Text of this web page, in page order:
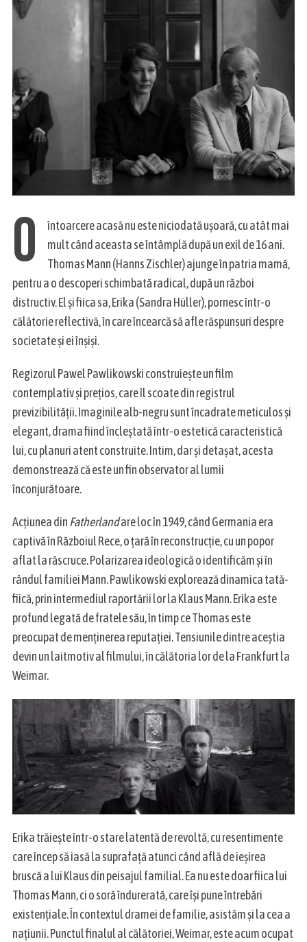
O
întoarcere acasă nu este niciodată ușoară, cu atât mai
mult când aceasta se întâmplă după un exil de 16 ani.
Thomas Mann (Hanns Zischler) ajunge în patria mamă,
pentru a o descoperi schimbată radical, după un război
distructiv. El și fiica sa, Erika (Sandra Hüller), pornesc într-o
călătorie reflectivă, în care încearcă să afle răspunsuri despre
societate și ei înșiși.
Regizorul Pawel Pawlikowski construiește un film
contemplativ și prețios, care îl scoate din registrul
previzibilității. Imaginile alb-negru sunt încadrate meticulos și
elegant, drama fiind încleștată într-o estetică caracteristică
lui, cu planuri atent construite. Intim, dar și detașat, acesta
demonstrează că este un fin observator al lumii
înconjurătoare.
Acțiunea dinFatherlandare loc în 1949, când Germania era
captivă în Războiul Rece, o țară în reconstrucție, cu un popor
aflat la răscruce. Polarizarea ideologică o identificăm și în
rândul familiei Mann. Pawlikowski explorează dinamica tată-
fiică, prin intermediul raportării lor la Klaus Mann. Erika este
profund legată de fratele său, în timp ce Thomas este
preocupat de menținerea reputației. Tensiunile dintre aceștia
devin un laitmotiv al filmului, în călătoria lor de la Frankfurt la
Weimar.
Erika trăiește într-o stare latentă de revoltă, cu resentimente
care încep să iasă la suprafață atunci când află de ieșirea
bruscă a lui Klaus din peisajul familial. Ea nu este doar fiica lui
Thomas Mann, ci o soră îndurerată, care își pune întrebări
existențiale. În contextul dramei de familie, asistăm și la cea a
națiunii. Punctul finalul al călătoriei, Weimar, este acum ocupat
e
a
r
f
r